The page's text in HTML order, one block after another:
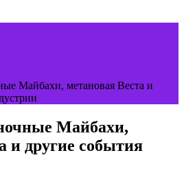
Майбахи, метановая Веста и
Майбахи,
и другие события